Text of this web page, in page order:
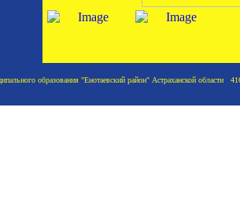
образования "Енотаевский район" Астраханской области